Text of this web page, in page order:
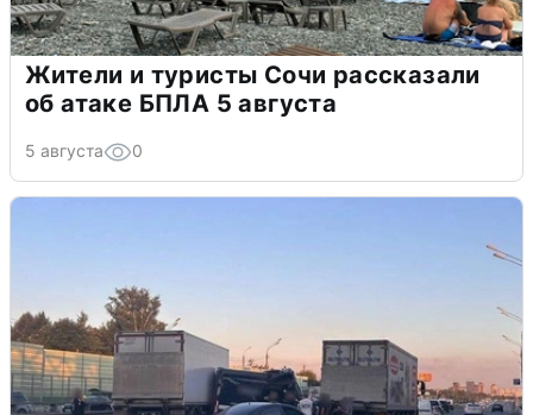
Жители и туристы Сочи рассказали
об атаке БПЛА 5 августа
5 августа 0